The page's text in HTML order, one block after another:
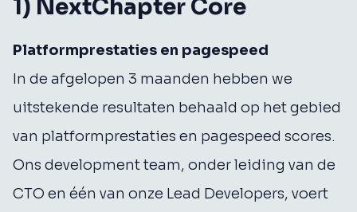
1) NextChapter Core
Platformprestaties en pagespeed
In de afgelopen 3 maanden hebben we
uitstekende resultaten behaald op het gebied
van platformprestaties en pagespeed scores.
Ons development team, onder leiding van de
CTO en één van onze Lead Developers, voert